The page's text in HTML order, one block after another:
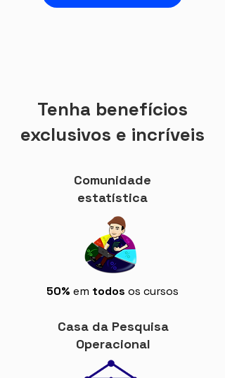
Tenha benefícios
exclusivos e incríveis
Comunidade
estatística
50% em todos os cursos
Casa da Pesquisa
Operacional